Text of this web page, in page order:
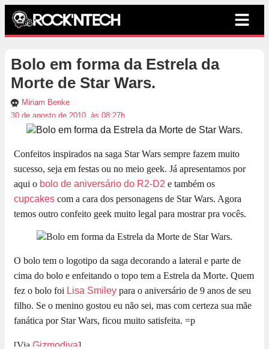
Bolo em forma da Estrela da
Morte de Star Wars.
Miriam Benke
30 de agosto de 2010, às 08:27h
Confeitos inspirados na saga Star Wars sempre fazem muito
sucesso, seja em festas ou no meio geek. Já apresentamos por
aqui o bolo de aniversário do R2-D2 e também os
cupcakes com a cara dos personagens de Star Wars. Agora
temos outro confeito geek muito legal para mostrar pra vocês.
O bolo tem o logotipo da saga decorando a lateral e parte de
cima do bolo e enfeitando o topo tem a Estrela da Morte. Quem
fez o bolo foi Lisa Smiley para o aniversário de 9 anos de seu
filho. Se o menino gostou eu não sei, mas com certeza sua mãe
fanática por Star Wars, ficou muito satisfeita. =p
[Via Gizmodiva]